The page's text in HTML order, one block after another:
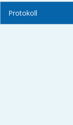
Protokoll